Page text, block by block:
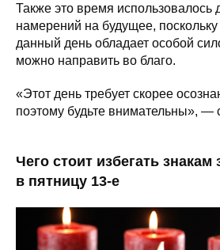
Также это время использовалось
намерений на будущее, поскольку
данный день обладает особой
можно направить во благо.
«Этот день требует скорее
поэтому будьте внимательны», —
Чего стоит избегать знакам
в пятницу 13-е